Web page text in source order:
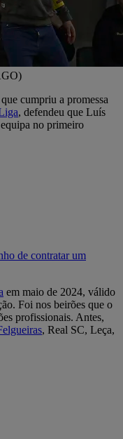
que cumpriu a promessa
, defendeu que Luís
no primeiro
de contratar um
em maio de 2024, válido
Foi nos beirões que o
profissionais. Antes,
, Real SC, Leça,